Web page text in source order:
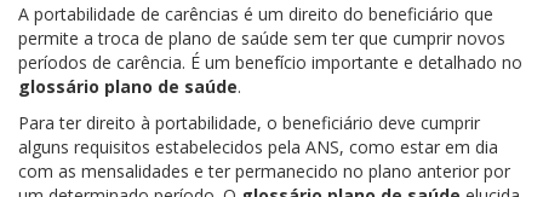
A portabilidade de carências é um direito do beneficiário que
permite a troca de plano de saúde sem ter que cumprir novos
períodos de carência. É um benefício importante e detalhado no
glossário plano de saúde.
Para ter direito à portabilidade, o beneficiário deve cumprir
alguns requisitos estabelecidos pela ANS, como estar em dia
com as mensalidades e ter permanecido no plano anterior por